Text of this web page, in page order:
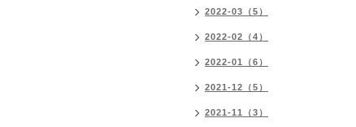
2022-03（5）
2022-02（4）
2022-01（6）
2021-12（5）
2021-11（3）